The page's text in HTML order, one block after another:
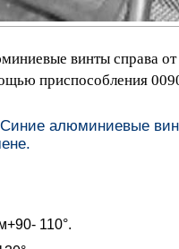
винты справа от
приспособления
алюминиевые
110°.